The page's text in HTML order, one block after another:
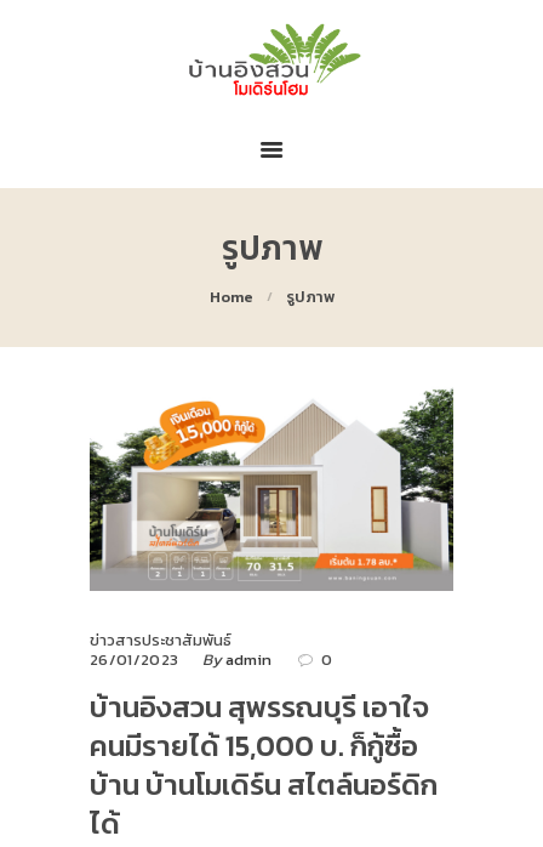
รูปภาพ
Home รูปภาพ
เกี่ยวกับบ้านอิงสวน
ข่าวสารประชาสัมพันธ์
26/01/2023
Byadmin 0
บ้านอิงสวน สุพรรณบุรี เอาใจ
คนมีรายได้ 15,000 บ. ก็กู้ซื้อ
บ้าน บ้านโมเดิร์น สไตล์นอร์ดิก
ได้